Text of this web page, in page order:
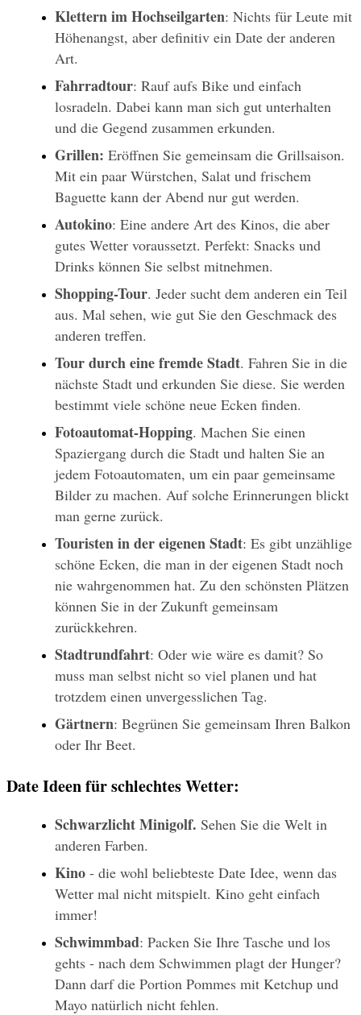
Klettern im Hochseilgarten: Nichts für Leute mit
Höhenangst, aber definitiv ein Date der anderen
Art.
Fahrradtour: Rauf aufs Bike und einfach
losradeln. Dabei kann man sich gut unterhalten
und die Gegend zusammen erkunden.
Grillen: Eröffnen Sie gemeinsam die Grillsaison.
Mit ein paar Würstchen, Salat und frischem
Baguette kann der Abend nur gut werden.
Autokino: Eine andere Art des Kinos, die aber
gutes Wetter voraussetzt. Perfekt: Snacks und
Drinks können Sie selbst mitnehmen.
Shopping-Tour. Jeder sucht dem anderen ein Teil
aus. Mal sehen, wie gut Sie den Geschmack des
anderen treffen.
Tour durch eine fremde Stadt. Fahren Sie in die
nächste Stadt und erkunden Sie diese. Sie werden
bestimmt viele schöne neue Ecken finden.
Fotoautomat-Hopping. Machen Sie einen
Spaziergang durch die Stadt und halten Sie an
jedem Fotoautomaten, um ein paar gemeinsame
Bilder zu machen. Auf solche Erinnerungen blickt
man gerne zurück.
Touristen in der eigenen Stadt: Es gibt unzählige
schöne Ecken, die man in der eigenen Stadt noch
nie wahrgenommen hat. Zu den schönsten Plätzen
können Sie in der Zukunft gemeinsam
zurückkehren.
Stadtrundfahrt: Oder wie wäre es damit? So
muss man selbst nicht so viel planen und hat
trotzdem einen unvergesslichen Tag.
Gärtnern: Begrünen Sie gemeinsam Ihren Balkon
oder Ihr Beet.
Date Ideen für schlechtes Wetter:
Schwarzlicht Minigolf. Sehen Sie die Welt in
anderen Farben.
Kino - die wohl beliebteste Date Idee, wenn das
Wetter mal nicht mitspielt. Kino geht einfach
immer!
Schwimmbad: Packen Sie Ihre Tasche und los
gehts - nach dem Schwimmen plagt der Hunger?
Dann darf die Portion Pommes mit Ketchup und
Mayo natürlich nicht fehlen.